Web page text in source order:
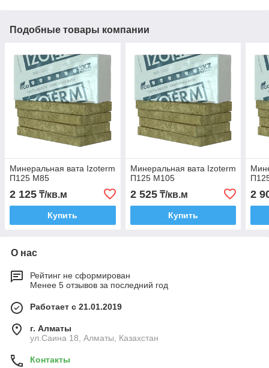
Подобные товары компании
Минеральная вата Izoterm
П125 М85
2 125 ₸/кв.м
Купить
Минеральная вата Izoterm
П125 М105
2 525₸/кв.м
Купить
2
О нас
Рейтинг не сформирован
Менее 5 отзывов за последний год
Работает с 21.01.2019
г. Алматы
ул.Саина 18, Алматы, Казахстан
Контакты